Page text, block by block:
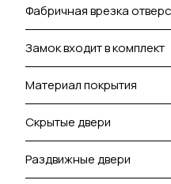
Фабричная врезка
Замок входит в комплект
Материал покрытия
Скрытые двери
Раздвижные двери